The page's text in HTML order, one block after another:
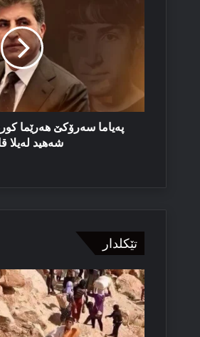
هەرێما
کوردستانێ
بیرئینانا
شەهید
لەیلا
قاسم
پەیاما سەرۆکێ هەرێما
شەهید لەیلا
تێکلدار